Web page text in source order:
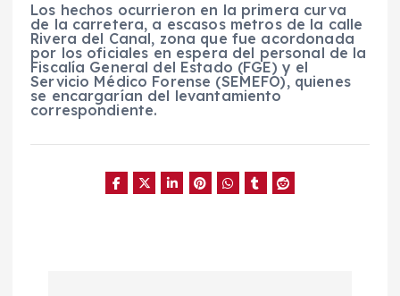
Los hechos ocurrieron en la primera curva
de la carretera, a escasos metros de la calle
Rivera del Canal, zona que fue acordonada
por los oficiales en espera del personal de la
Fiscalía General del Estado (FGE) y el
Servicio Médico Forense (SEMEFO), quienes
se encargarían del levantamiento
correspondiente.